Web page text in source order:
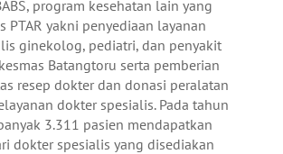
program kesehatan lain yang
PTAR yakni penyediaan layanan
ginekolog, pediatri, dan penyakit
Batangtoru serta pemberian
resep dokter dan donasi peralatan
dokter spesialis. Pada tahun
3.311 pasien mendapatkan
dokter spesialis yang disediakan